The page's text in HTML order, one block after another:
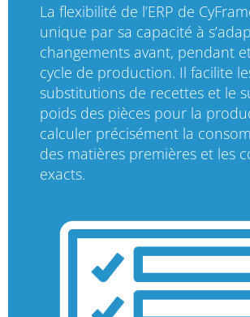
La flexibilité de l’ERP de
unique par sa capacité à
changements avant, pendant
cycle de production. Il facilite
substitutions de recettes et le
poids des pièces pour la
calculer précisément la
des matières premières et les
exacts.